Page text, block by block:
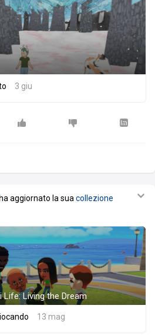
3 giu
ha aggiornato la sua collezione
Life: Living the Dream
13 mag